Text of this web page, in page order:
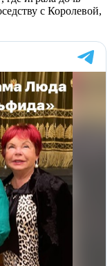
с Королевой,